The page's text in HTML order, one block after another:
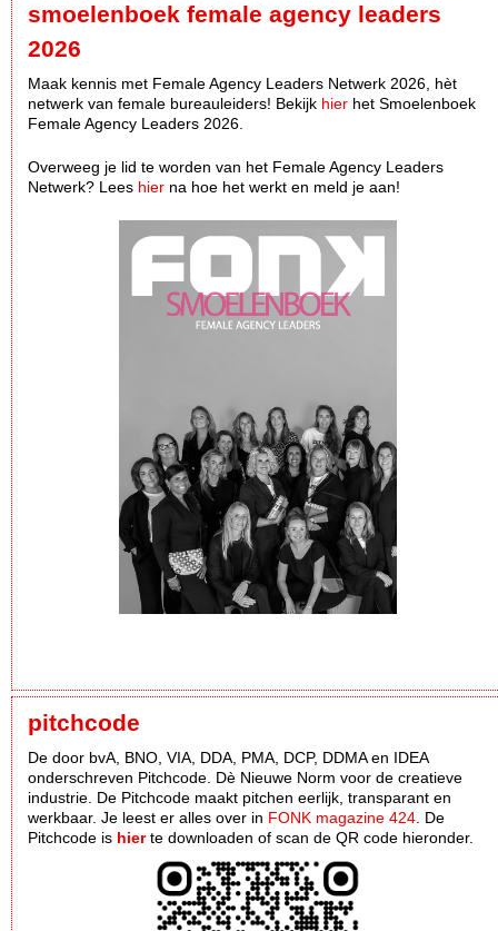
smoelenboek female agency leaders
2026
Maak kennis met Female Agency Leaders Netwerk 2026, hèt
netwerk van female bureauleiders! Bekijk hier het Smoelenboek
Female Agency Leaders 2026.
Overweeg je lid te worden van het Female Agency Leaders
Netwerk? Lees hier na hoe het werkt en meld je aan!
pitchcode
De door bvA, BNO, VIA, DDA, PMA, DCP, DDMA en IDEA
onderschreven Pitchcode. Dè Nieuwe Norm voor de creatieve
industrie. De Pitchcode maakt pitchen eerlijk, transparant en
werkbaar. Je leest er alles over in FONK magazine 424 . De
Pitchcode is hierte downloaden of scan de QR code hieronder.